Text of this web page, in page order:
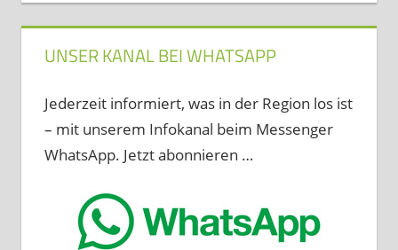
UNSER KANAL BEI WHATSAPP
Jederzeit informiert, was in der Region los ist
– mit unserem Infokanal beim Messenger
WhatsApp. Jetzt abonnieren …